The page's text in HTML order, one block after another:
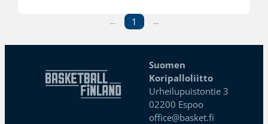
← 1 →
Suomen
Koripalloliitto
Urheilupuistontie 3
02200 Espoo
office@basket.fi